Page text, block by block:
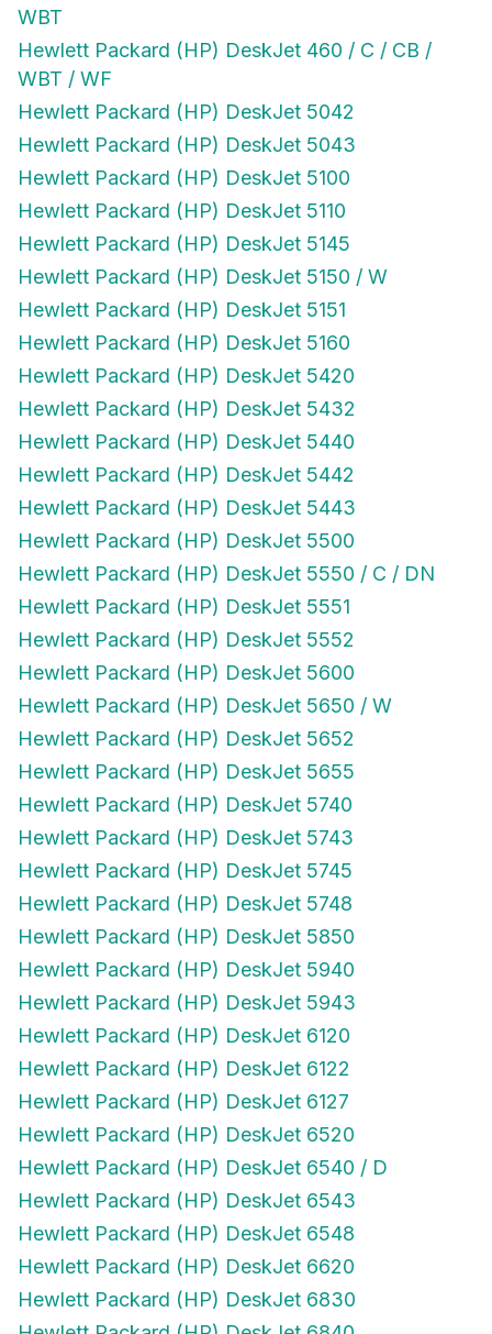
WBT
Hewlett Packard (HP) DeskJet 460 / C / CB /
WBT / WF
Hewlett Packard (HP) DeskJet 5042
Hewlett Packard (HP) DeskJet 5043
Hewlett Packard (HP) DeskJet 5100
Hewlett Packard (HP) DeskJet 5110
Hewlett Packard (HP) DeskJet 5145
Hewlett Packard (HP) DeskJet 5150 / W
Hewlett Packard (HP) DeskJet 5151
Hewlett Packard (HP) DeskJet 5160
Hewlett Packard (HP) DeskJet 5420
Hewlett Packard (HP) DeskJet 5432
Hewlett Packard (HP) DeskJet 5440
Hewlett Packard (HP) DeskJet 5442
Hewlett Packard (HP) DeskJet 5443
Hewlett Packard (HP) DeskJet 5500
Hewlett Packard (HP) DeskJet 5550 / C / DN
Hewlett Packard (HP) DeskJet 5551
Hewlett Packard (HP) DeskJet 5552
Hewlett Packard (HP) DeskJet 5600
Hewlett Packard (HP) DeskJet 5650 / W
Hewlett Packard (HP) DeskJet 5652
Hewlett Packard (HP) DeskJet 5655
Hewlett Packard (HP) DeskJet 5740
Hewlett Packard (HP) DeskJet 5743
Hewlett Packard (HP) DeskJet 5745
Hewlett Packard (HP) DeskJet 5748
Hewlett Packard (HP) DeskJet 5850
Hewlett Packard (HP) DeskJet 5940
Hewlett Packard (HP) DeskJet 5943
Hewlett Packard (HP) DeskJet 6120
Hewlett Packard (HP) DeskJet 6122
Hewlett Packard (HP) DeskJet 6127
Hewlett Packard (HP) DeskJet 6520
Hewlett Packard (HP) DeskJet 6540 / D
Hewlett Packard (HP) DeskJet 6543
Hewlett Packard (HP) DeskJet 6548
Hewlett Packard (HP) DeskJet 6620
Hewlett Packard (HP) DeskJet 6830